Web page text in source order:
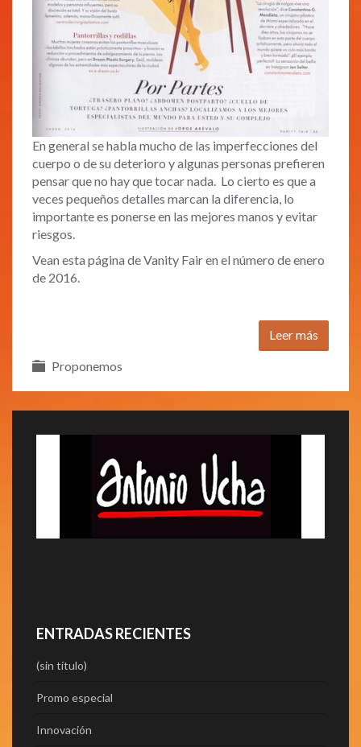
En general se habla mucho de las imperfecciones del
cuerpo o de su deterioro y algunas personas prefieren
pensar que no hay que tocar nada. Lo cierto es que a
veces pequeños detalles marcan la diferencia, lo
importante es ponerse en las mejores manos y evitar
riesgos.
Vean esta página de Vanity Fair en el número de enero
de 2016.
Leer más
Proponemos
ENTRADAS RECIENTES
(sin título)
Promo especial
Innovación